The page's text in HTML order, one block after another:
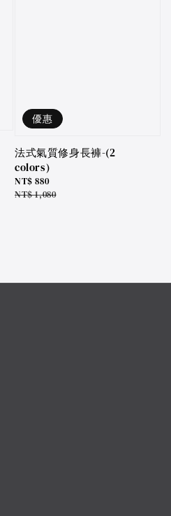
優惠
法式氣質修身長褲-(2
colors)
Sale
price
NT$ 880
Regular
NT$ 1,080